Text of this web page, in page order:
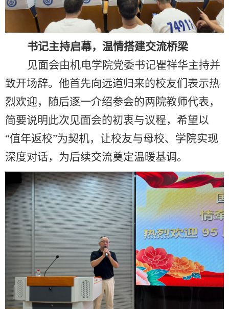
书记主持启幕，温情搭建交流桥梁
见面会由机电学院党委书记瞿祥华主持并
致开场辞。他首先向远道归来的校友们表示热
烈欢迎，随后逐一介绍参会的两院教师代表，
简要说明此次见面会的初衷与议程，希望以
“值年返校”为契机，让校友与母校、学院实现
深度对话，为后续交流奠定温暖基调。